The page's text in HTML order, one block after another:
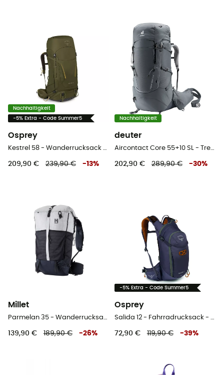
Nachhaltigkeit
-5% Extra - Code Summer5
Osprey
Kestrel 58 - Wanderrucksack - Herren
209,90 € 239,90 € -13%
Nachhaltigkeit
deuter
Aircontact Core 55+10 SL - Trekkingrucksack - Damen
202,90 € 289,90 € -30%
Millet
139,90 € 189,90 € -26%
-5% Extra - Code Summer5
Osprey
72,90 € 119,90 € -39%